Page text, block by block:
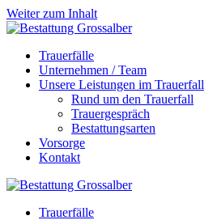
Weiter zum Inhalt
Trauerfälle
Unternehmen / Team
Unsere Leistungen im Trauerfall
Rund um den Trauerfall
Trauergespräch
Bestattungsarten
Vorsorge
Kontakt
Trauerfälle